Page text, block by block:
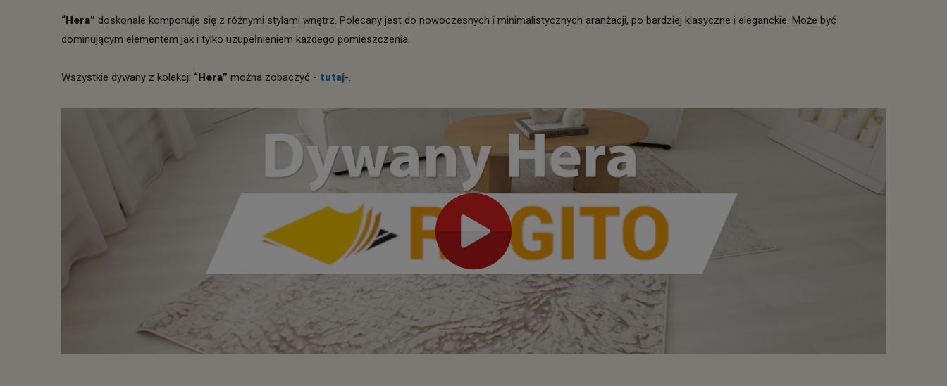
“Hera” doskonale komponuje się z różnymi stylami wnętrz. Polecany jest do nowoczesnych i minimalistycznych aranżacji, po bardziej klasyczne i eleganckie. Może być
dominującym elementem jak i tylko uzupełnieniem każdego pomieszczenia.
Wszystkie dywany z kolekcji “Hera” można zobaczyć - tutaj-.